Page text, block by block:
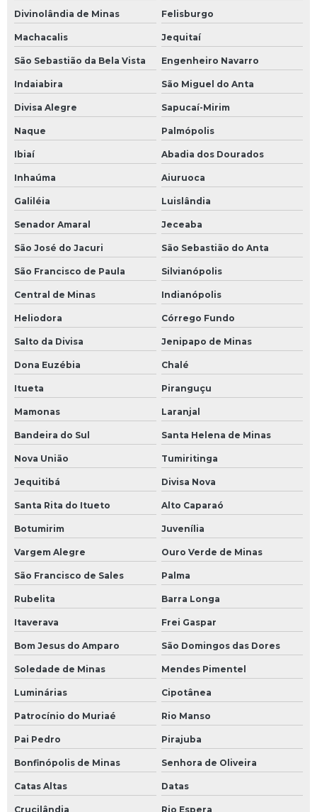
Divinolândia de Minas Felisburgo
Machacalis Jequitaí
São Sebastião da Bela Vista Engenheiro Navarro
Indaiabira São Miguel do Anta
Divisa Alegre Sapucaí-Mirim
Naque Palmópolis
Ibiaí Abadia dos Dourados
Inhaúma Aiuruoca
Galiléia Luislândia
Senador Amaral Jeceaba
São José do Jacuri São Sebastião do Anta
São Francisco de Paula Silvianópolis
Central de Minas Indianópolis
Heliodora Córrego Fundo
Salto da Divisa Jenipapo de Minas
Dona Euzébia Chalé
Itueta Piranguçu
Mamonas Laranjal
Bandeira do Sul Santa Helena de Minas
Nova União Tumiritinga
Jequitibá Divisa Nova
Santa Rita do Itueto Alto Caparaó
Botumirim Juvenília
Vargem Alegre Ouro Verde de Minas
São Francisco de Sales Palma
Rubelita Barra Longa
Itaverava Frei Gaspar
Bom Jesus do Amparo São Domingos das Dores
Soledade de Minas Mendes Pimentel
Luminárias Cipotânea
Patrocínio do Muriaé Rio Manso
Pai Pedro Pirajuba
Bonfinópolis de Minas Senhora de Oliveira
Catas Altas Datas
Crucilândia Rio Espera